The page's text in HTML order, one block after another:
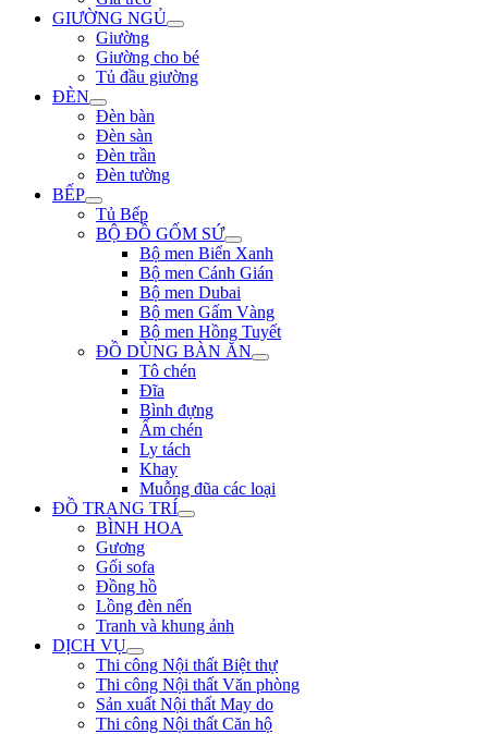
GIƯỜNG NGỦ
Giường
Giường cho bé
Tủ đầu giường
ĐÈN
Đèn bàn
Đèn sàn
Đèn trần
Đèn tường
BẾP
Tủ Bếp
BỘ ĐỒ GỐM SỨ
Bộ men Biển Xanh
Bộ men Cánh Gián
Bộ men Dubai
Bộ men Gấm Vàng
Bộ men Hồng Tuyết
ĐỒ DÙNG BÀN ĂN
Tô chén
Đĩa
Bình đựng
Ấm chén
Ly tách
Khay
Muỗng đũa các loại
ĐỒ TRANG TRÍ
BÌNH HOA
Gương
Gối sofa
Đồng hồ
Lồng đèn nến
Tranh và khung ảnh
DỊCH VỤ
Thi công Nội thất Biệt thự
Thi công Nội thất Văn phòng
Sản xuất Nội thất May do
Thi công Nội thất Căn hộ